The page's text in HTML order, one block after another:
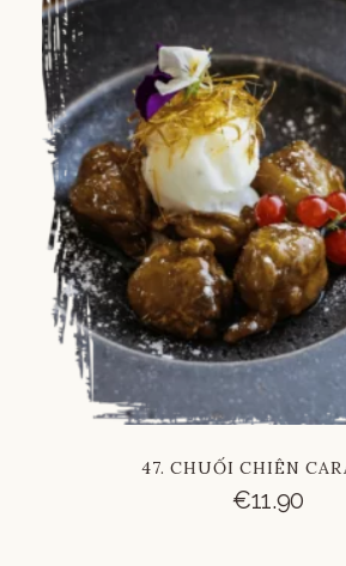
47. CHUỐI CHIÊN
€11.90